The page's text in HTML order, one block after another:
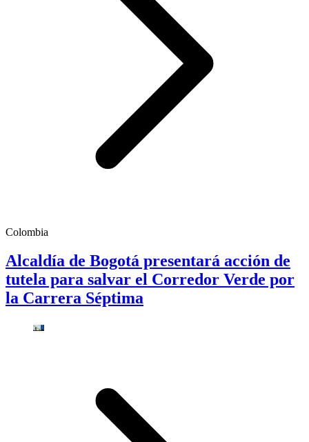
Colombia
Alcaldía de Bogotá presentará acción de
tutela para salvar el Corredor Verde por
la Carrera Séptima